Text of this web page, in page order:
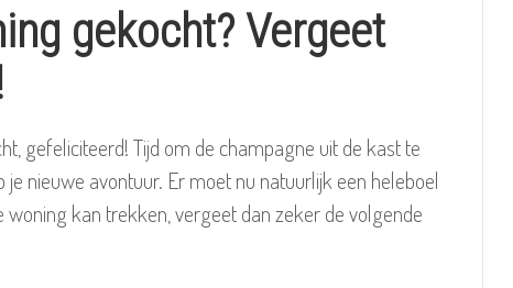
gekocht? Vergeet
gefeliciteerd! Tijd om de champagne uit de kast te
nieuwe avontuur. Er moet nu natuurlijk een heleboel
kan trekken, vergeet dan zeker de volgende